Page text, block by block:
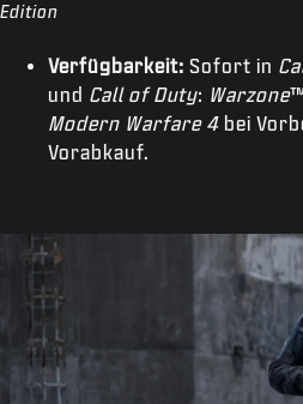
Edition
Verfügbarkeit: Sofort in
und Call of Duty: Warzone
Modern Warfare 4 bei
Vorabkauf.